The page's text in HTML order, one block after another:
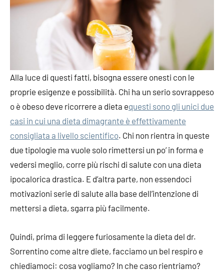
Alla luce di questi fatti, bisogna essere onesti con le
proprie esigenze e possibilità. Chi ha un serio sovrappeso
o è obeso deve ricorrere a dieta equesti sono gli unici due
casi in cui una dieta dimagrante è effettivamente
consigliata a livello scientifico. Chi non rientra in queste
due tipologie ma vuole solo rimettersi un po’ in forma e
vedersi meglio, corre più rischi di salute con una dieta
ipocalorica drastica. E d’altra parte, non essendoci
motivazioni serie di salute alla base dell’intenzione di
mettersi a dieta, sgarra più facilmente.
Quindi, prima di leggere furiosamente la dieta del dr.
Sorrentino come altre diete, facciamo un bel respiro e
chiediamoci: cosa vogliamo? In che caso rientriamo?